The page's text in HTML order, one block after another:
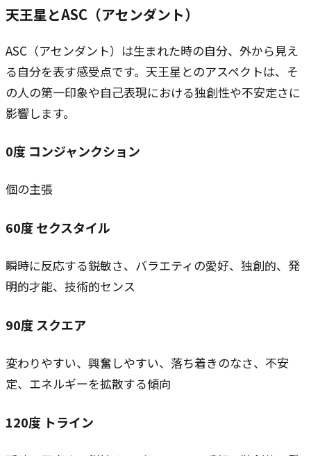
天王星とASC（アセンダント）
ASC（アセンダント）は生まれた時の自分、外から見え
る自分を表す感受点です。天王星とのアスペクトは、そ
の人の第一印象や自己表現における独創性や不安定さに
影響します。
0度 コンジャンクション
個の主張
60度セクスタイル
瞬時に反応する鋭敏さ、バラエティの愛好、独創的、発
明的才能、技術的センス
90度スクエア
変わりやすい、興奮しやすい、落ち着きのなさ、不安
定、エネルギーを拡散する傾向
120度 トライン